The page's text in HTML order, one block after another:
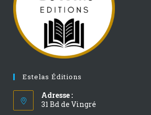
Estelas Éditions
Adresse :
31 Bd de Vingré